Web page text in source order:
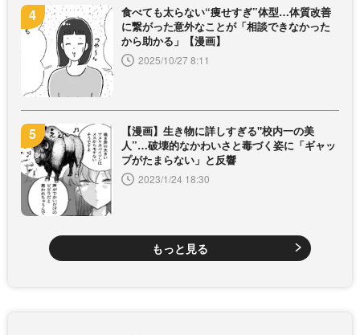
食べても太らない“痩せすぎ”体型…体質改善
に繋がった意外なことが「相談できなかった
から助かる」【漫画】
2025/10/27 8:11
【漫画】生き物に詳しすぎる"校内一の美
人”…破壊的なかわいさと毒づく姿に「ギャッ
プがたまらない」と反響
2023/1/24 18:30
もっと見る